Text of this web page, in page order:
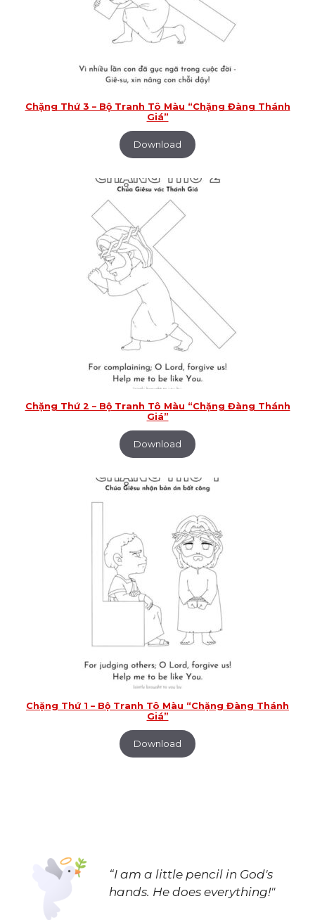
Chặng Thứ 3 – Bộ Tranh Tô Màu “Chặng Đàng Thánh
Giá”
Download
Chặng Thứ 2 – Bộ Tranh Tô Màu “Chặng Đàng Thánh
Giá”
Download
Chặng Thứ 1 – Bộ Tranh Tô Màu “Chặng Đàng Thánh
Giá”
Download
“I am a little pencil in God's
hands. He does everything!"